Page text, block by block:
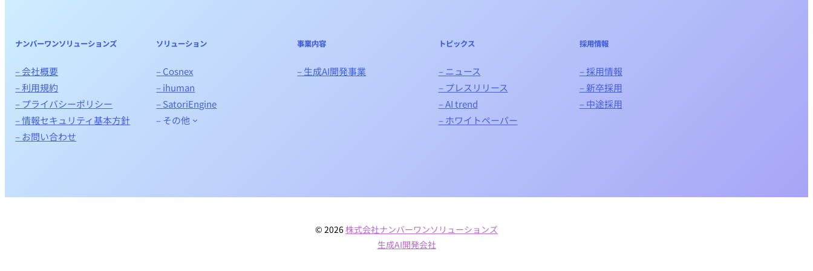
ナンバーワンソリューションズ
– 会社概要
– 利用規約
– プライバシーポリシー
– 情報セキュリティ基本方針
– お問い合わせ
ソリューション
– Cosnex
– ihuman
– SatoriEngine
– その他
事業内容
– 生成AI開発事業
トピックス
– ニュース
– プレスリリース
– AI trend
– ホワイトペーパー
採用情報
– 採用情報
– 新卒採用
– 中途採用
© 2026株式会社ナンバーワンソリューションズ
生成AI開発会社